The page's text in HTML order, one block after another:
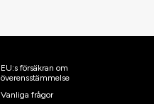
EU:s försäkran om
överensstämmelse
Vanliga frågor